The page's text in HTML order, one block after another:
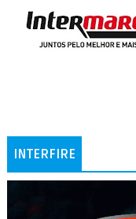
INTERFIRE